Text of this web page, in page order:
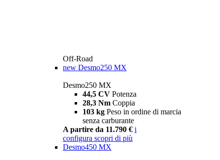
Off-Road
new Desmo250 MX
Desmo250 MX
44,5 CV Potenza
28,3 Nm Coppia
103 kg Peso in ordine di marcia
senza carburante
A partire da 11.790 € i
configura scopri di più
Desmo450 MX